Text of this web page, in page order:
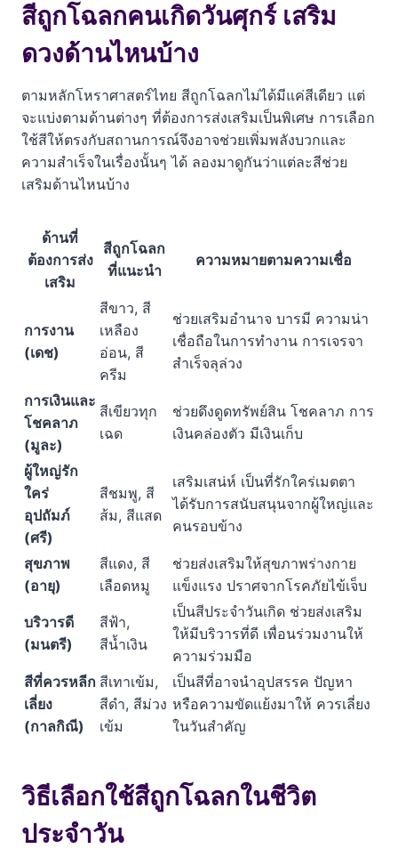
สีถูกโฉลกคนเกิดวันศุกร์ เสริม
ดวงด้านไหนบ้าง
ตามหลักโหราศาสตร์ไทย สีถูกโฉลกไม่ได้มีแค่สีเดียว แต่
จะแบ่งตามด้านต่างๆ ที่ต้องการส่งเสริมเป็นพิเศษ การเลือก
ใช้สีให้ตรงกับสถานการณ์จึงอาจช่วยเพิ่มพลังบวกและ
ความสำเร็จในเรื่องนั้นๆ ได้ ลองมาดูกันว่าแต่ละสีช่วย
เสริมด้านไหนบ้าง
ด้านที่
ต้องการส่ง
เสริม
สีถูกโฉลก
ที่แนะนำ
ความหมายตามความเชื่อ
การงาน
(เดช)
สีขาว, สี
เหลือง
อ่อน, สี
ครีม
ช่วยเสริมอำนาจ บารมี ความน่า
เชื่อถือในการทำงาน การเจรจา
สำเร็จลุล่วง
การเงินและ
โชคลาภ
(มูละ)
สีเขียวทุก
เฉด
ช่วยดึงดูดทรัพย์สิน โชคลาภ การ
เงินคล่องตัว มีเงินเก็บ
ผู้ใหญ่รัก
ใคร่
อุปถัมภ์
(ศรี)
สีชมพู, สี
ส้ม, สีแสด
เสริมเสน่ห์ เป็นที่รักใคร่เมตตา
ได้รับการสนับสนุนจากผู้ใหญ่และ
คนรอบข้าง
สุขภาพ
(อายุ)
สีแดง, สี
เลือดหมู
ช่วยส่งเสริมให้สุขภาพร่างกาย
แข็งแรง ปราศจากโรคภัยไข้เจ็บ
บริวารดี
(มนตรี)
สีฟ้า,
สีน้ำเงิน
เป็นสีประจำวันเกิด ช่วยส่งเสริม
ให้มีบริวารที่ดี เพื่อนร่วมงานให้
ความร่วมมือ
สีที่ควรหลีก
เลี่ยง
(กาลกิณี)
สีเทาเข้ม,
สีดำ, สีม่วง
เข้ม
เป็นสีที่อาจนำอุปสรรค ปัญหา
หรือความขัดแย้งมาให้ ควรเลี่ยง
ในวันสำคัญ
วิธีเลือกใช้สีถูกโฉลกในชีวิต
ประจำวัน